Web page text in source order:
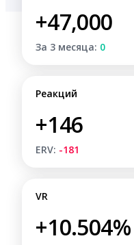
+47,000
За 3 месяца: 0
Реакций
+146
ERV: -181
VR
+10.504%